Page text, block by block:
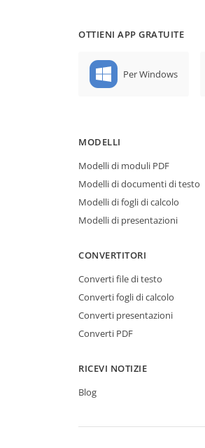
OTTIENI APP GRATUITE
Per Windows
MODELLI
Modelli di moduli PDF
Modelli di documenti di testo
Modelli di fogli di calcolo
Modelli di presentazioni
CONVERTITORI
Converti file di testo
Converti fogli di calcolo
Converti presentazioni
Converti PDF
RICEVI NOTIZIE
Blog